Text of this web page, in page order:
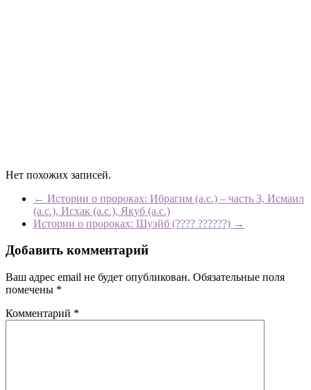
Нет похожих записей.
← Истории о пророках: Ибрагим (а.с.) – часть 3, Исмаил
(а.с.), Исхак (а.с.), Якуб (а.с.)
Истории о пророках: Шуэйб (???? ??????) →
Добавить комментарий
Ваш адрес email не будет опубликован. Обязательные поля
помечены *
Комментарий *